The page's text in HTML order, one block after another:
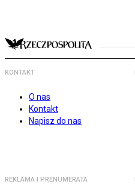
KONTAKT
O nas
Kontakt
Napisz do nas
REKLAMA I PRENUMERATA